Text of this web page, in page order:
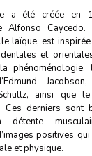
a été créée en
Alfonso Caycedo.
laïque, est
et
phénoménologie,
ainsi que
Ces derniers sont
détente
positives
et physique.